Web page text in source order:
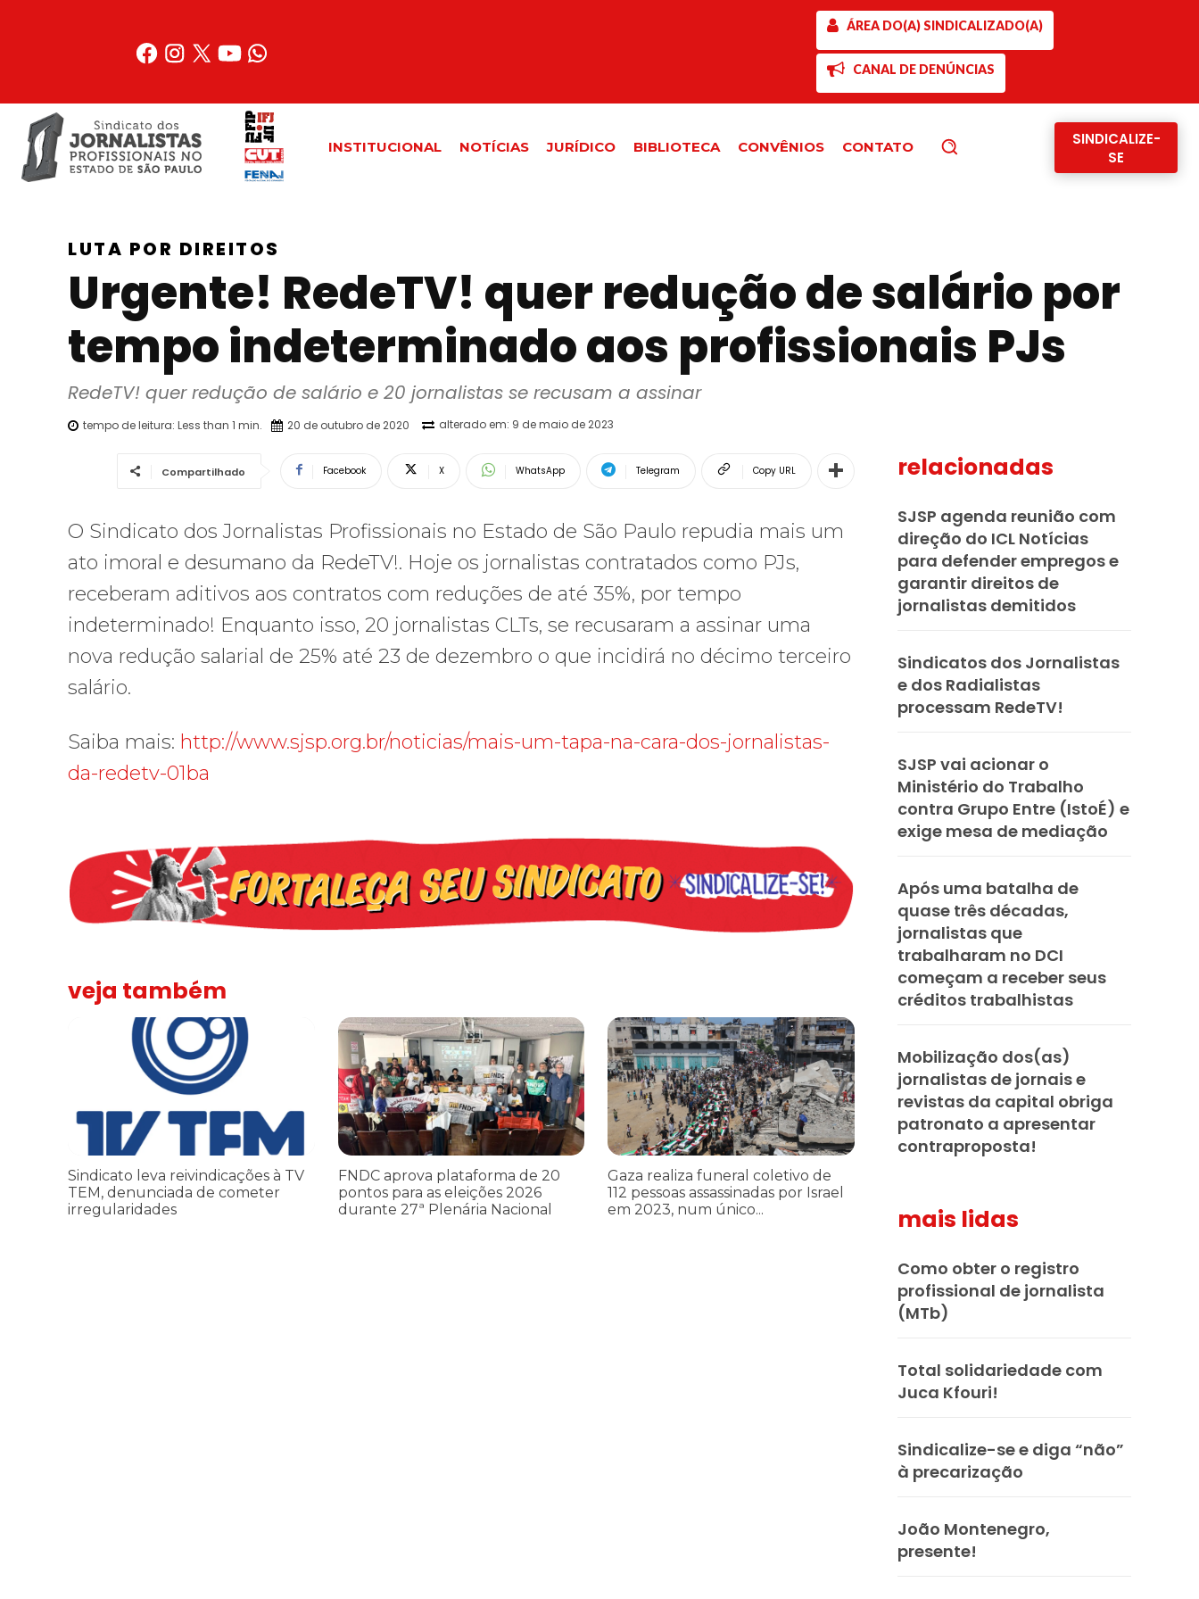
ÁREA DO(A) SINDICALIZADO(A)
CANAL DE DENÚNCIAS
INSTITUCIONAL NOTÍCIAS JURÍDICO BIBLIOTECA CONVÊNIOS CONTATO
SINDICALIZE-
SE
LUTA POR DIREITOS
Urgente! RedeTV! quer redução de salário por
tempo indeterminado aos profissionais PJs
RedeTV! quer redução de salário e 20 jornalistas se recusam a assinar
tempo de leitura: Less than 1 min. 20 de outubro de 2020 alterado em: 9 de maio de 2023
Compartilhado Facebook X WhatsApp Telegram Copy URL
O Sindicato dos Jornalistas Profissionais no Estado de São Paulo repudia mais um
ato imoral e desumano da RedeTV!. Hoje os jornalistas contratados como PJs,
receberam aditivos aos contratos com reduções de até 35%, por tempo
indeterminado! Enquanto isso, 20 jornalistas CLTs, se recusaram a assinar uma
nova redução salarial de 25% até 23 de dezembro o que incidirá no décimo terceiro
salário.
Saiba mais: http://www.sjsp.org.br/noticias/mais-um-tapa-na-cara-dos-jornalistas-
da-redetv-01ba
veja também
Sindicato leva reivindicações à TV TEM, denunciada de cometer irregularidades
Sindicato leva reivindicações à TV
TEM, denunciada de cometer
irregularidades
FNDC aprova plataforma de 20 pontos para as eleições 2026 durante 27ª Plenária Nacional
FNDC aprova plataforma de 20
pontos para as eleições 2026
durante 27ª Plenária Nacional
Gaza realiza funeral coletivo de 112 pessoas assassinadas por Israel em 2023, num único ataque
Gaza realiza funeral coletivo de
112 pessoas assassinadas por Israel
em 2023, num único...
relacionadas
SJSP agenda reunião com
direção do ICL Notícias
para defender empregos e
garantir direitos de
jornalistas demitidos
Sindicatos dos Jornalistas
e dos Radialistas
processam RedeTV!
SJSP vai acionar o
Ministério do Trabalho
contra Grupo Entre (IstoÉ) e
exige mesa de mediação
Após uma batalha de
quase três décadas,
jornalistas que
trabalharam no DCI
começam a receber seus
créditos trabalhistas
Mobilização dos(as)
jornalistas de jornais e
revistas da capital obriga
patronato a apresentar
contraproposta!
mais lidas
Como obter o registro
profissional de jornalista
(MTb)
Total solidariedade com
Juca Kfouri!
Sindicalize-se e diga “não”
à precarização
João Montenegro,
presente!